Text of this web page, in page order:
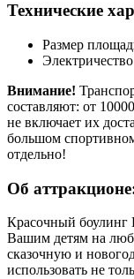
Технические
Размер
Внимание!
составляют: от
не включает их
большом
отдельно!
Об
Красочный боулинг
Вашим детям на
сказочную и
использовать не